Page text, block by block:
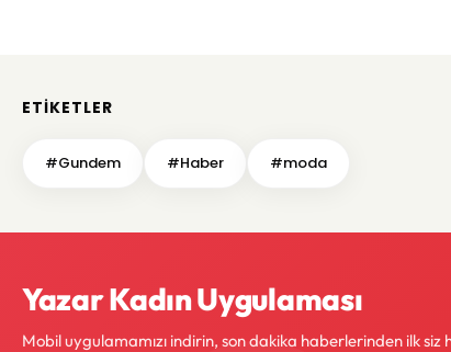
ETIKETLER
#Gundem #Haber #moda
Yazar Kadın Uygulaması
Mobil uygulamamızı indirin, son dakika haberlerinden ilk siz